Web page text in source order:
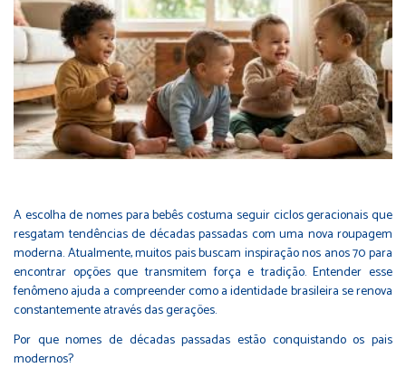
A escolha de nomes para bebês costuma seguir ciclos geracionais que
resgatam tendências de décadas passadas com uma nova roupagem
moderna. Atualmente, muitos pais buscam inspiração nos anos 70 para
encontrar opções que transmitem força e tradição. Entender esse
fenômeno ajuda a compreender como a identidade brasileira se renova
constantemente através das gerações.
Por que nomes de décadas passadas estão conquistando os pais
modernos?